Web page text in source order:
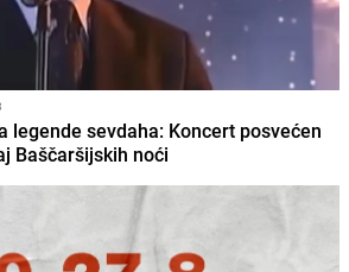
legende sevdaha: Koncert posvećen
Baščaršijskih noći